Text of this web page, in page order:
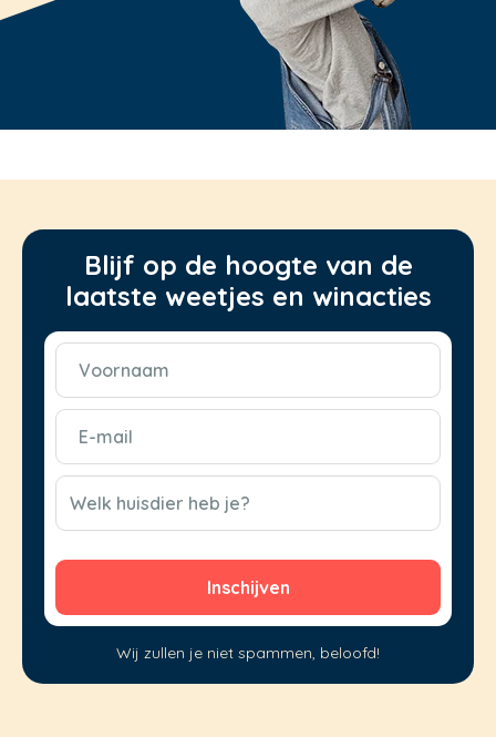
Blijf op de hoogte van de
laatste weetjes en winacties
Voornaam
(Vereist)
E-
mail
(Vereist)
CAPTCHA
Welk huisdier heb je?
Wij zullen je niet spammen, beloofd!